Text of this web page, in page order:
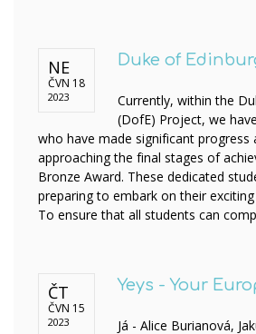
NE
ČVN 18
2023
Duke of
Currently, within the
(DofE) Project, we
who have made significant progress
approaching the final stages of
Bronze Award. These dedicated
preparing to embark on their
To ensure that all students can
ČT
ČVN 15
2023
Yeys - Your
Já - Alice Burianová,